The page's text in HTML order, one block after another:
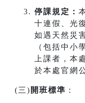
停課規定：
十連假、光
如遇天然災
（包括中小
上課者，本
於本處官網
(三) 開班標準 ：